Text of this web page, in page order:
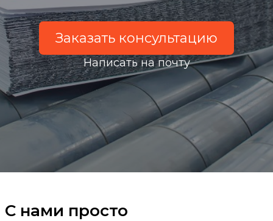
Заказать консультацию
Написать на почту
С нами просто